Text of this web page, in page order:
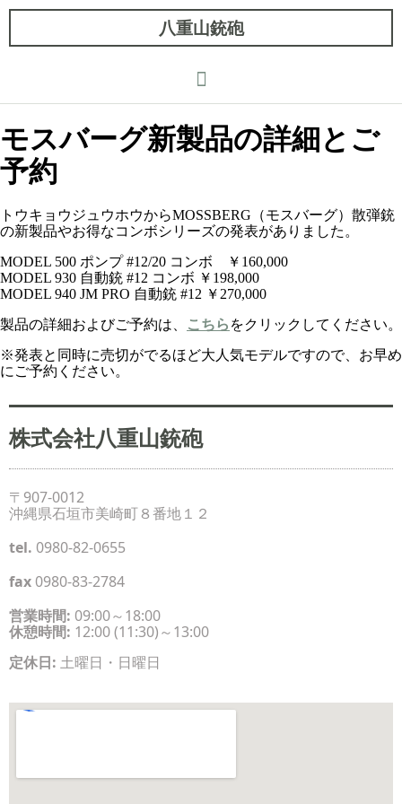
八重山銃砲
モスバーグ新製品の詳細とご
予約
トウキョウジュウホウからMOSSBERG（モスバーグ）散弾銃
の新製品やお得なコンボシリーズの発表がありました。
MODEL 500 ポンプ #12/20 コンボ ￥160,000
MODEL 930 自動銃 #12 コンボ ￥198,000
MODEL 940 JM PRO 自動銃 #12 ￥270,000
製品の詳細およびご予約は、
こちら をクリックしてください。
※発表と同時に売切がでるほど大人気モデルですので、お早め
にご予約ください。
株式会社八重山銃砲
〒907-0012
沖縄県石垣市美崎町８番地１２
tel. 0980-82-0655
fax 0980-83-2784
営業時間: 09:00～18:00
休憩時間: 12:00 (11:30)～13:00
定休日: 土曜日・日曜日